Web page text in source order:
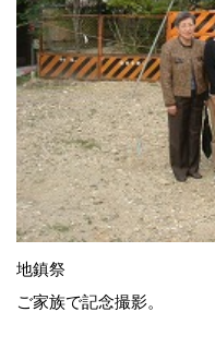
地鎮祭
ご家族で記念撮影。